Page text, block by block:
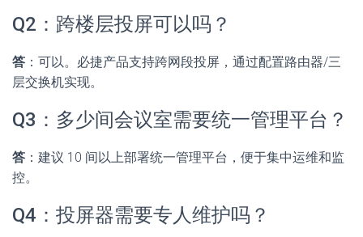
Q2：跨楼层投屏可以吗？
答 ：可以。必捷产品支持跨网段投屏，通过配置路由器/三
层交换机实现。
Q3：多少间会议室需要统一管理平台？
答 ：建议 10 间以上部署统一管理平台，便于集中运维和监
控。
Q4：投屏器需要专人维护吗？